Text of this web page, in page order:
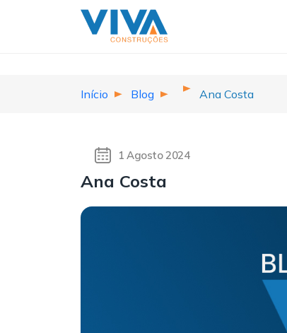
Início Blog Ana Costa
1 Agosto 2024
Ana Costa